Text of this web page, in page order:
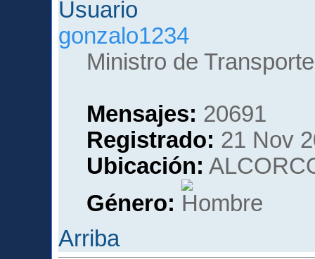
gonzalo1234
Ministro de Transporte
Mensajes: 20691
Registrado: 21 Nov
Ubicación:
Género:
Arriba